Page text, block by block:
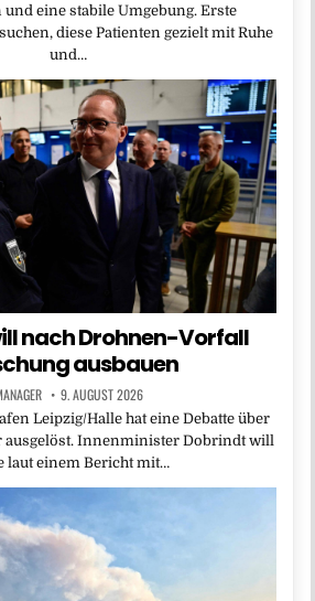
eine stabile Umgebung. Erste
diese Patienten gezielt mit Ruhe
und…
nach Drohnen-Vorfall
ausbauen
9. AUGUST 2026
Leipzig/Halle hat eine Debatte über
ausgelöst. Innenminister Dobrindt will
laut einem Bericht mit…